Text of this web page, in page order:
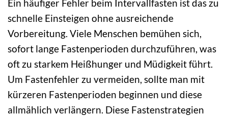
Ein häufiger Fehler beim Intervallfasten ist das zu
schnelle Einsteigen ohne ausreichende
Vorbereitung. Viele Menschen bemühen sich,
sofort lange Fastenperioden durchzuführen, was
oft zu starkem Heißhunger und Müdigkeit führt.
Um Fastenfehler zu vermeiden, sollte man mit
kürzeren Fastenperioden beginnen und diese
allmählich verlängern. Diese Fastenstrategien